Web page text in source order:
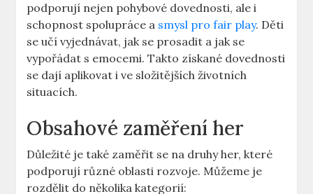
podporují nejen pohybové dovednosti, ale i
schopnost spolupráce a smysl pro fair play. Děti
se učí vyjednávat, jak se prosadit a jak se
vypořádat s emocemi. Takto získané dovednosti
se dají aplikovat i ve složitějších životních
situacích.
Obsahové zaměření her
Důležité je také zaměřit se na druhy her, které
podporují různé oblasti rozvoje. Můžeme je
rozdělit do několika kategorií: